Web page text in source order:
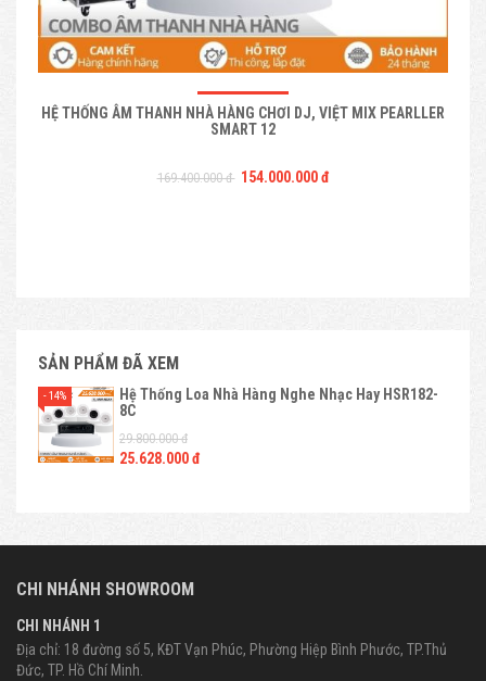
HỆ THỐNG ÂM THANH NHÀ HÀNG CHƠI DJ, VIỆT MIX PEARLLER
SMART 12
169.400.000 đ 154.000.000 đ
SẢN PHẨM ĐÃ XEM
Hệ Thống Loa Nhà Hàng Nghe Nhạc Hay HSR182-
8C
29.800.000 đ
25.628.000 đ
- 14%
CHI NHÁNH SHOWROOM
CHI NHÁNH 1
Địa chỉ: 18 đường số 5, KĐT Vạn Phúc, Phường Hiệp Bình Phước, TP.Thủ
Đức, TP. Hồ Chí Minh.